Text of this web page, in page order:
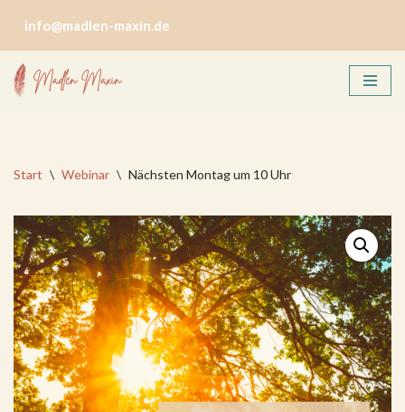
Zum
Inhalt
springen
info@madlen-maxin.de
Start \ Webinar \ Nächsten Montag um 10 Uhr